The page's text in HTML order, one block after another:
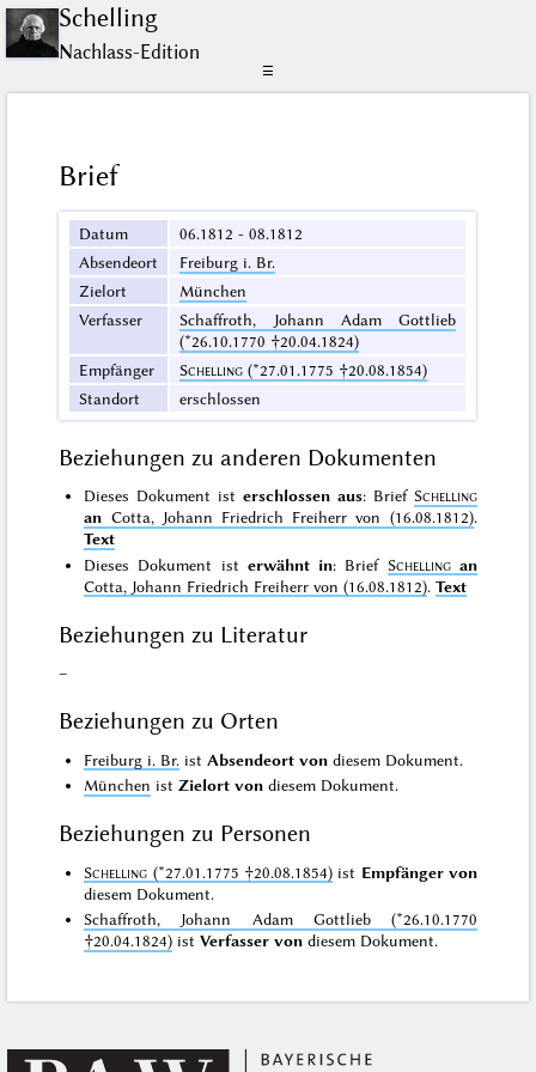
Schelling
Nachlass-Edition
☰
Brief
Datum
06.1812 - 08.1812
Absendeort
Freiburg i. Br.
Zielort
München
Verfasser
Schaffroth, Johann Adam Gottlieb
(*26.10.1770 †20.04.1824)
Empfänger
Schelling (*27.01.1775 †20.08.1854)
Standort
erschlossen
Beziehungen zu anderen Dokumenten
Dieses Dokument ist erschlossen aus: Brief Schelling
an Cotta, Johann Friedrich Freiherr von (16.08.1812).
Text
Dieses Dokument ist erwähnt in: Brief Schelling an
Cotta, Johann Friedrich Freiherr von (16.08.1812).Text
Beziehungen zu Literatur
–
Beziehungen zu Orten
Freiburg i. Br. ist Absendeort von diesem Dokument.
München istZielort von diesem Dokument.
Beziehungen zu Personen
Schelling (*27.01.1775 †20.08.1854) ist Empfänger von
diesem Dokument.
Schaffroth, Johann Adam Gottlieb (*26.10.1770
†20.04.1824) istVerfasser von diesem Dokument.